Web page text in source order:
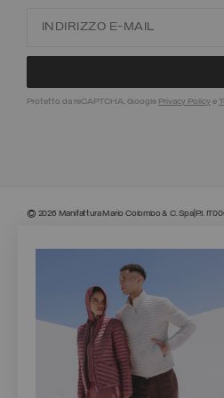
Protetto da reCAPTCHA, Google Privacy Policy e
© 2026 Manifattura Mario Colombo & C. Spa|P.I.